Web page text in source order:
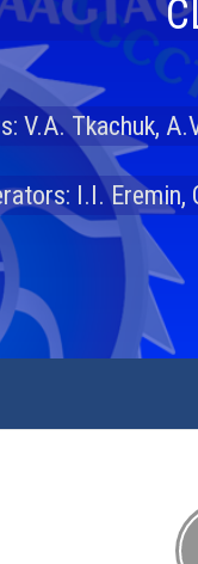
V.A. Tkachuk,
I.I. Eremin,